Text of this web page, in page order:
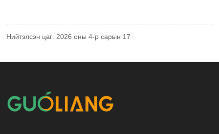
Нийтэлсэн цаг: 2026 оны 4-р сарын 17